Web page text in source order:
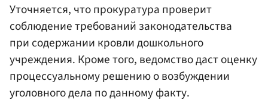
Уточняется, что прокуратура проверит
соблюдение требований законодательства
при содержании кровли дошкольного
учреждения. Кроме того, ведомство даст оценку
процессуальному решению о возбуждении
уголовного дела по данному факту.